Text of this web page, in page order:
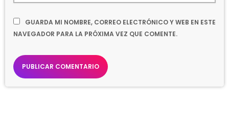
GUARDA MI NOMBRE, CORREO ELECTRÓNICO Y WEB EN ESTE
NAVEGADOR PARA LA PRÓXIMA VEZ QUE COMENTE.